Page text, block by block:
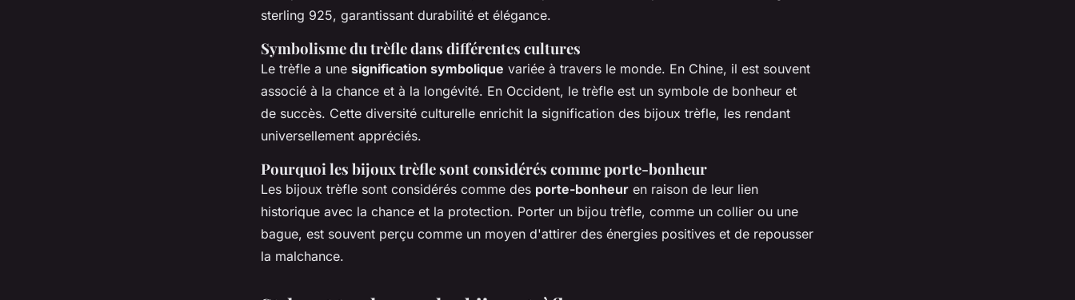
sterling 925, garantissant durabilité et élégance.
Symbolisme du trèfle dans différentes cultures
Le trèfle a une signification symbolique variée à travers le monde. En Chine, il est souvent
associé à la chance et à la longévité. En Occident, le trèfle est un symbole de bonheur et
de succès. Cette diversité culturelle enrichit la signification des bijoux trèfle, les rendant
universellement appréciés.
Pourquoi les bijoux trèfle sont considérés comme porte-bonheur
Les bijoux trèfle sont considérés comme des porte-bonheur en raison de leur lien
historique avec la chance et la protection. Porter un bijou trèfle, comme un collier ou une
bague, est souvent perçu comme un moyen d'attirer des énergies positives et de repousser
la malchance.